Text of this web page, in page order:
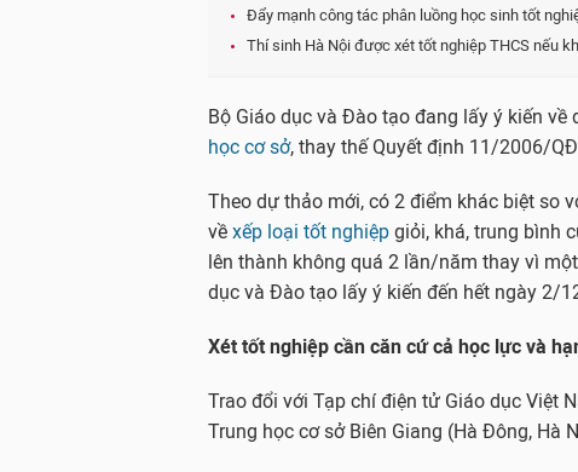
Đẩy mạnh công tác phân luồng học sinh tốt
Thí sinh Hà Nội được xét tốt nghiệp THCS nếu
Bộ Giáo dục và Đào tạo đang lấy ý kiến về
học cơ sở, thay thế Quyết định 11/2006/
Theo dự thảo mới, có 2 điểm khác biệt so
về xếp loại tốt nghiệp giỏi, khá, trung bình
lên thành không quá 2 lần/năm thay vì
dục và Đào tạo lấy ý kiến đến hết ngày 2/
Xét tốt nghiệp cần căn cứ cả học lực và
Trao đổi với Tạp chí điện tử Giáo dục Việt
Trung học cơ sở Biên Giang (Hà Đông, Hà